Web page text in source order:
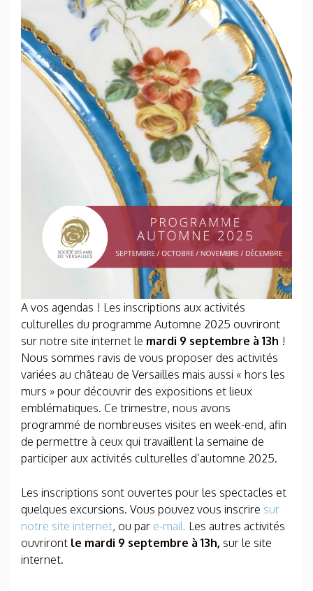
A vos agendas ! Les inscriptions aux activités
culturelles du programme Automne 2025 ouvriront
sur notre site internet le mardi 9 septembre à 13h !
Nous sommes ravis de vous proposer des activités
variées au château de Versailles mais aussi « hors les
murs » pour découvrir des expositions et lieux
emblématiques. Ce trimestre, nous avons
programmé de nombreuses visites en week-end, afin
de permettre à ceux qui travaillent la semaine de
participer aux activités culturelles d’automne 2025.
Les inscriptions sont ouvertes pour les spectacles et
quelques excursions. Vous pouvez vous inscrire sur
notre site internet, ou par e-mail. Les autres activités
ouvriront le mardi 9 septembre à 13h, sur le site
internet.